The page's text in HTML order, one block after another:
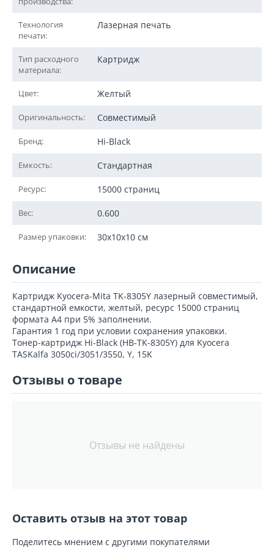
Технология
печати:
Лазерная печать
Тип расходного
материала:
Картридж
Цвет: Желтый
Оригинальность: Совместимый
Бренд: Hi-Black
Емкость: Стандартная
Ресурс: 15000 страниц
Вес: 0.600
Размер упаковки: 30x10x10 см
Описание
Картридж Kyocera-Mita TK-8305Y лазерный совместимый,
стандартной емкости, желтый, ресурс 15000 страниц
формата А4 при 5% заполнении.
Гарантия 1 год при условии сохранения упаковки.
Тонер-картридж Hi-Black (HB-TK-8305Y) для Kyocera
TASKalfa 3050ci/3051/3550, Y, 15K
Отзывы о товаре
Отзывы не найдены
Оставить отзыв на этот товар
Поделитесь мнением с другими покупателями